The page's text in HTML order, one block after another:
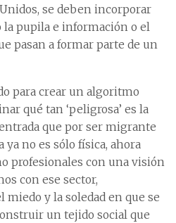
Unidos, se deben incorporar
la pupila e información o el
pasan a formar parte de un
para crear un algoritmo
qué tan ‘peligrosa’ es la
que por ser migrante
ya no es sólo física, ahora
profesionales con una visión
con ese sector,
y la soledad en que se
un tejido social que